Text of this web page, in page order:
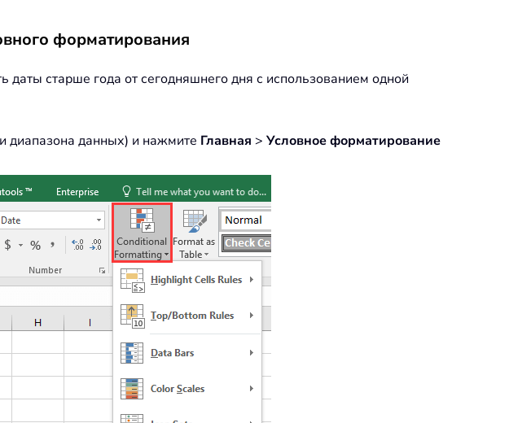
форматирования
старше года от сегодняшнего дня с использованием одной
диапазона данных) и нажмите Главная > Условное форматирование